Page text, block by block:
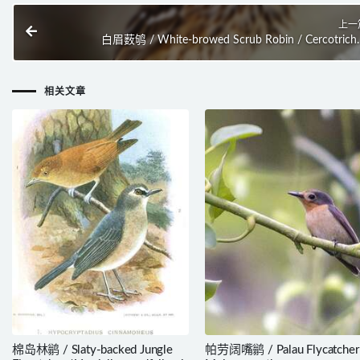
上
白眉薮鸲 / White-browed Scrub Robin /
相关文章
棉岛林鹟 / Slaty-backed Jungle
帕劳阔嘴鹟 / Palau